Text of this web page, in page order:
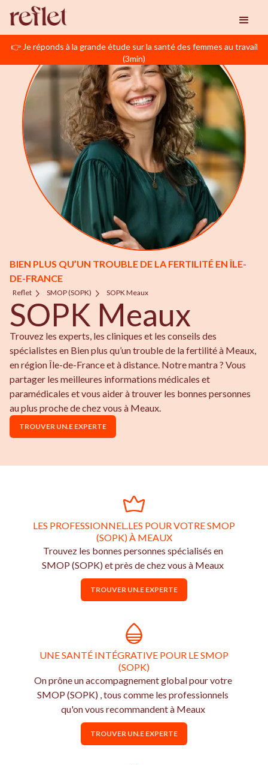
👉 Je réponds à la grande étude sur la santé des femmes au travail
(3min)
BIEN PLUS QU’UN TROUBLE DE LA FERTILITÉ EN ÎLE-
DE-FRANCE
Reflet SMOP (SOPK) SOPK Meaux
SOPK Meaux
Trouvez les experts, les cliniques et les conseils des
spécialistes en Bien plus qu’un trouble de la fertilité à Meaux,
en région Île-de-France et à distance. Notre mantra ? Vous
partager les meilleures informations médicales et
paramédicales et vous aider à trouver les bonnes personnes
au plus proche de chez vous à Meaux.
TROUVER UN.E EXPERTE
LES PROFESSIONNEL.LES POUR VOTRE SMOP
(SOPK) À MEAUX
Trouvez les bonnes personnes spécialisés en
SMOP (SOPK) et près de chez vous à Meaux
TROUVER UN.E EXPERTE
UNE SANTÉ INTÉGRATIVE POUR LE SMOP
(SOPK)
On prône un accompagnement global pour votre
SMOP (SOPK) , tous comme les professionnels
qu'on vous recommandent à Meaux
TROUVER UN.E EXPERTE